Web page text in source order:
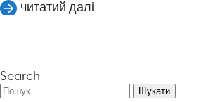
читатий далі
Search
Пошук: